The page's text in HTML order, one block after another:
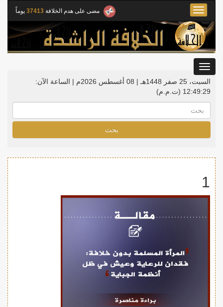
مضى على هدم الخلافة 37413 يوماً
Toggle
navigation
السبت، 25 صفر 1448هـ | 08 أغسطس 2026م |
الساعة الآن:
12:49:30 (ت.م.م)
بحث
1